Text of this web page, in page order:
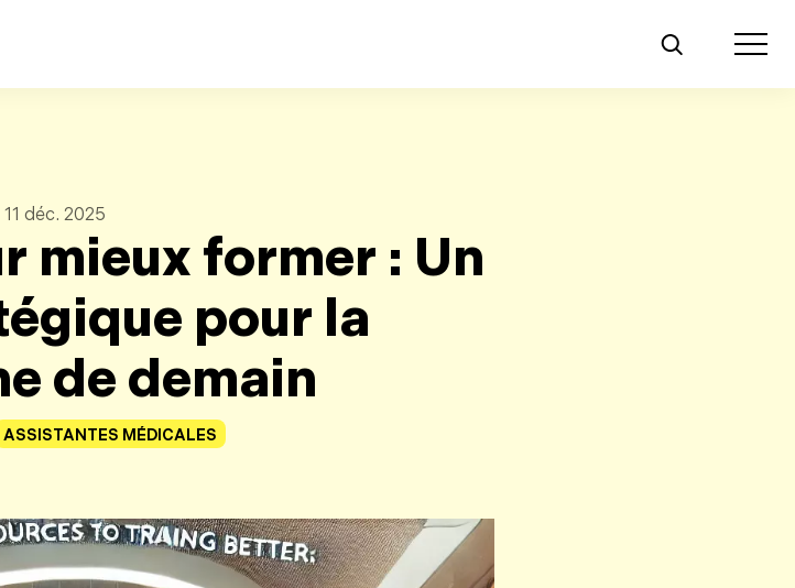
Toggle
11 déc. 2025
mieux former : Un
pour la
de demain
ASSISTANTES MÉDICALES